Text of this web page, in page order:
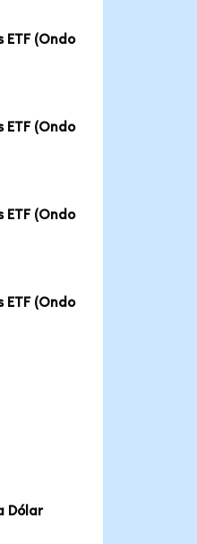
ETF (Ondo
ETF (Ondo
ETF (Ondo
ETF (Ondo
Dólar